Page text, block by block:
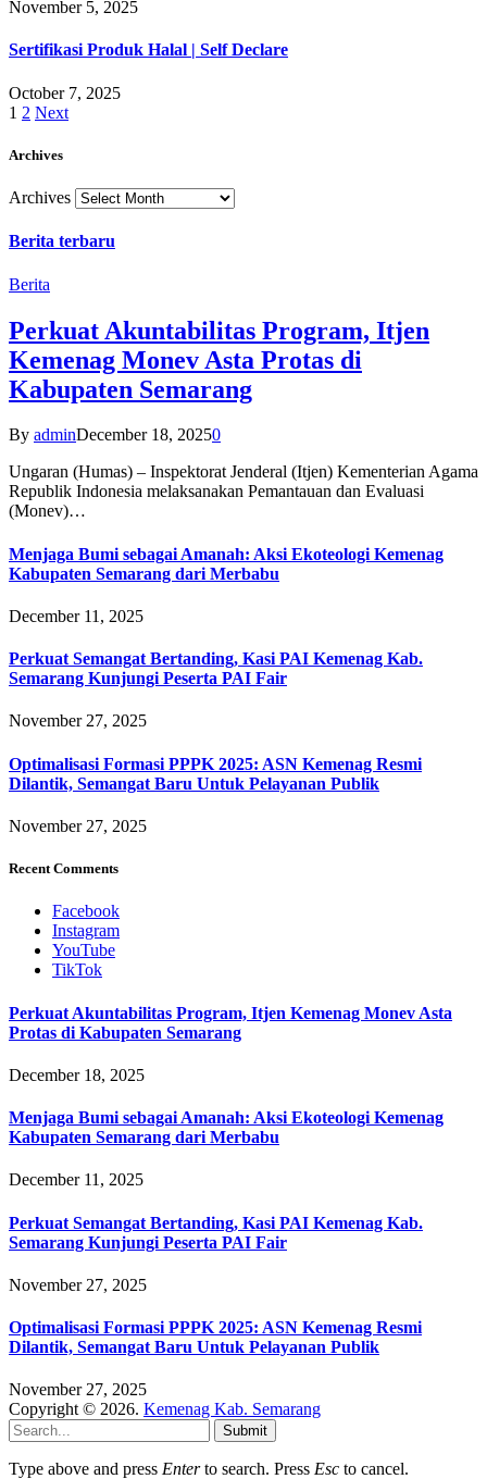
November 5, 2025
Sertifikasi Produk Halal | Self Declare
October 7, 2025
1 2 Next
Archives
Archives
Berita terbaru
Berita
Perkuat Akuntabilitas Program, Itjen
Kemenag Monev Asta Protas di
Kabupaten Semarang
By adminDecember 18, 20250
Ungaran (Humas) – Inspektorat Jenderal (Itjen) Kementerian Agama
Republik Indonesia melaksanakan Pemantauan dan Evaluasi
(Monev)…
Menjaga Bumi sebagai Amanah: Aksi Ekoteologi Kemenag
Kabupaten Semarang dari Merbabu
December 11, 2025
Perkuat Semangat Bertanding, Kasi PAI Kemenag Kab.
Semarang Kunjungi Peserta PAI Fair
November 27, 2025
Optimalisasi Formasi PPPK 2025: ASN Kemenag Resmi
Dilantik, Semangat Baru Untuk Pelayanan Publik
November 27, 2025
Recent Comments
Facebook
Instagram
YouTube
TikTok
Perkuat Akuntabilitas Program, Itjen Kemenag Monev Asta
Protas di Kabupaten Semarang
December 18, 2025
Menjaga Bumi sebagai Amanah: Aksi Ekoteologi Kemenag
Kabupaten Semarang dari Merbabu
December 11, 2025
Perkuat Semangat Bertanding, Kasi PAI Kemenag Kab.
Semarang Kunjungi Peserta PAI Fair
November 27, 2025
Optimalisasi Formasi PPPK 2025: ASN Kemenag Resmi
Dilantik, Semangat Baru Untuk Pelayanan Publik
November 27, 2025
Copyright © 2026. Kemenag Kab. Semarang
Submit
Type above and press Enterto search. Press Esc to cancel.